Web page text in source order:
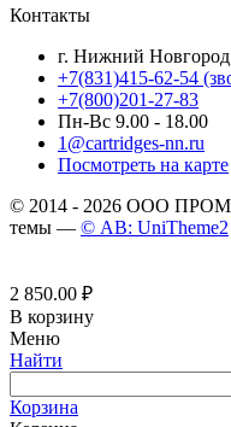
Контакты
г. Нижний
+7(831)415-62-54
+7(800)201-27-83
Пн-Вс 9.00 - 18.00
1@cartridges-nn.ru
Посмотреть на карте
© 2014 - 2026 ООО
темы — © AB: UniTheme2
2 850.00 ₽
В корзину
Меню
Найти
Корзина